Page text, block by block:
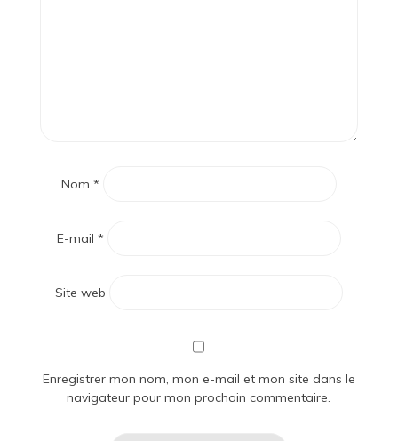
Nom *
E-mail *
Site web
Enregistrer mon nom, mon e-mail et mon site dans le
navigateur pour mon prochain commentaire.